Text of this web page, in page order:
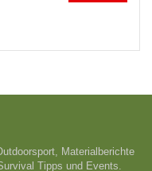
Materialberichte
Tipps und Events.